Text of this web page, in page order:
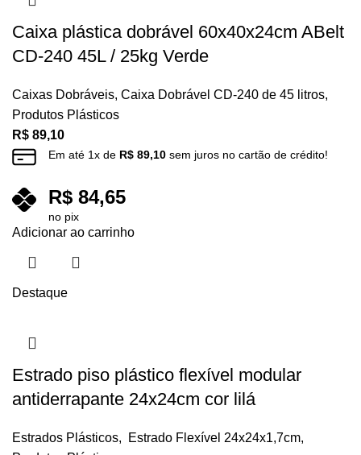
Caixa plástica dobrável 60x40x24cm ABelt
CD-240 45L / 25kg Verde
Caixas Dobráveis, Caixa Dobrável CD-240 de 45 litros,
Produtos Plásticos
R$ 89,10
Em até 1x de R$ 89,10 sem juros no cartão de crédito!
R$ 84,65
no pix
Adicionar ao carrinho
Destaque
Estrado piso plástico flexível modular
antiderrapante 24x24cm cor lilá
Estrados Plásticos, Estrado Flexível 24x24x1,7cm,